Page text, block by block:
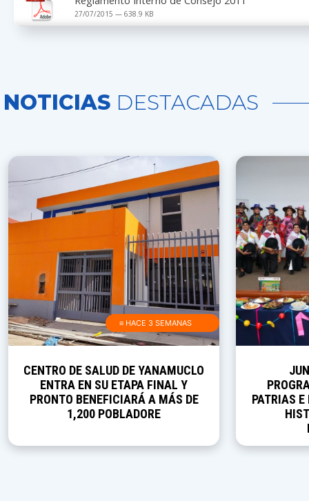
27/07/2015 — 638.9 KB
NOTICIAS DESTACADAS
≡ HACE 3 SEMANAS
CENTRO DE SALUD DE YANAMUCLO
ENTRA EN SU ETAPA FINAL Y
PRONTO BENEFICIARÁ A MÁS DE
1,200 POBLADORE
PATRIAS